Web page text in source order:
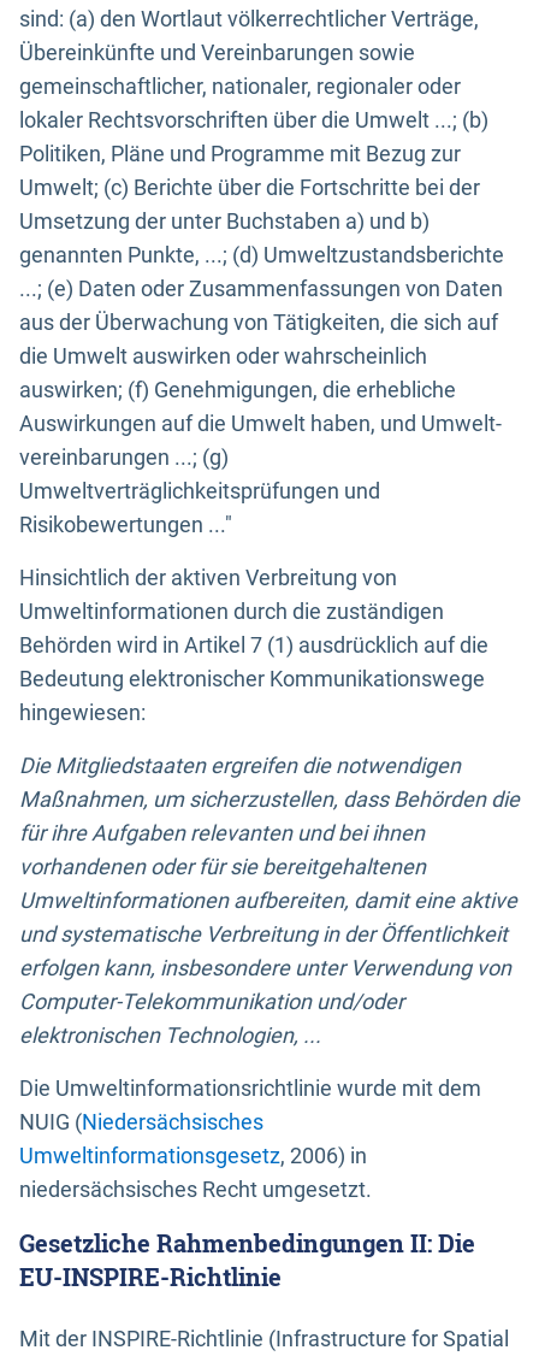
sind: (a) den Wortlaut völkerrechtlicher Verträge,
Übereinkünfte und Vereinbarungen sowie
gemeinschaftlicher, nationaler, regionaler oder
lokaler Rechtsvorschriften über die Umwelt ...; (b)
Politiken, Pläne und Programme mit Bezug zur
Umwelt; (c) Berichte über die Fortschritte bei der
Umsetzung der unter Buchstaben a) und b)
genannten Punkte, ...; (d) Umweltzustandsberichte
...; (e) Daten oder Zusammenfassungen von Daten
aus der Überwachung von Tätigkeiten, die sich auf
die Umwelt auswirken oder wahrscheinlich
auswirken; (f) Genehmigungen, die erhebliche
Auswirkungen auf die Umwelt haben, und Umwelt-
vereinbarungen ...; (g)
Umweltverträglichkeitsprüfungen und
Risikobewertungen ..."
Hinsichtlich der aktiven Verbreitung von
Umweltinformationen durch die zuständigen
Behörden wird in Artikel 7 (1) ausdrücklich auf die
Bedeutung elektronischer Kommunikationswege
hingewiesen:
Die Mitgliedstaaten ergreifen die notwendigen
Maßnahmen, um sicherzustellen, dass Behörden die
für ihre Aufgaben relevanten und bei ihnen
vorhandenen oder für sie bereitgehaltenen
Umweltinformationen aufbereiten, damit eine aktive
und systematische Verbreitung in der Öffentlichkeit
erfolgen kann, insbesondere unter Verwendung von
Computer-Telekommunikation und/oder
elektronischen Technologien, ...
Die Umweltinformationsrichtlinie wurde mit dem
NUIG (Niedersächsisches
Umweltinformationsgesetz, 2006) in
niedersächsisches Recht umgesetzt.
Gesetzliche Rahmenbedingungen II: Die
EU-INSPIRE-Richtlinie
Mit der INSPIRE-Richtlinie (Infrastructure for Spatial